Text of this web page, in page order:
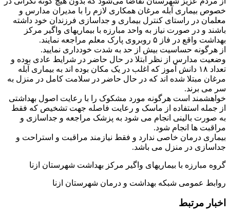
خصوص بیماری آبله مرغان همکاری لازم را با مدیران مدارس و
معلمان در راستای کنترل بیماری و جداسازی فرزندان خود داشته
باشند و در صورت نیاز به واحد مبارزه با بیماریهای واگیر مرکز
بهداشت واقع در فاز ۵ روبروی پارک معلم مراجعه نمایند.
از هرگونه حساسیت بیش از حد به شدت خودداری نمایید.
وضعیت مدارس از نظر ابتلا در حال حاضر در شرایط عادی بوده و
تعداد ۱۸ دانش آموز که اغلب در یک مکان بوده اند به بیماری آبله
مرغان مبتلا شده اند که در حال حاضر در سلامت کامل در منزل به
سر می برند.
خواهشمند است هرگونه مورد مشکوک را با رعایت اصول بهداشتی
از جمله استفاده از ماسک و رعایت فاصله جهت تشخیص که فقط
به صورت بالینی انجام می شود به پزشک مراجعه و جداسازی و
مراقبت ها انجام شود.
بیماری درمان خاصی ندارد و فقط نیازمند مراقبت و استراحت و
جداسازی در منزل می باشد.
گروه مبارزه با بیماریهای واگیر مرکز بهداشت شهرستان ازنا
روابط عمومی شبکه بهداشت و درمان شهرستان ازنا
اخبار مرتبط